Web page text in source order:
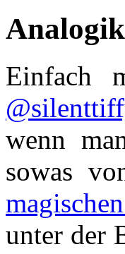
Einfach
wenn
sowas
unter der